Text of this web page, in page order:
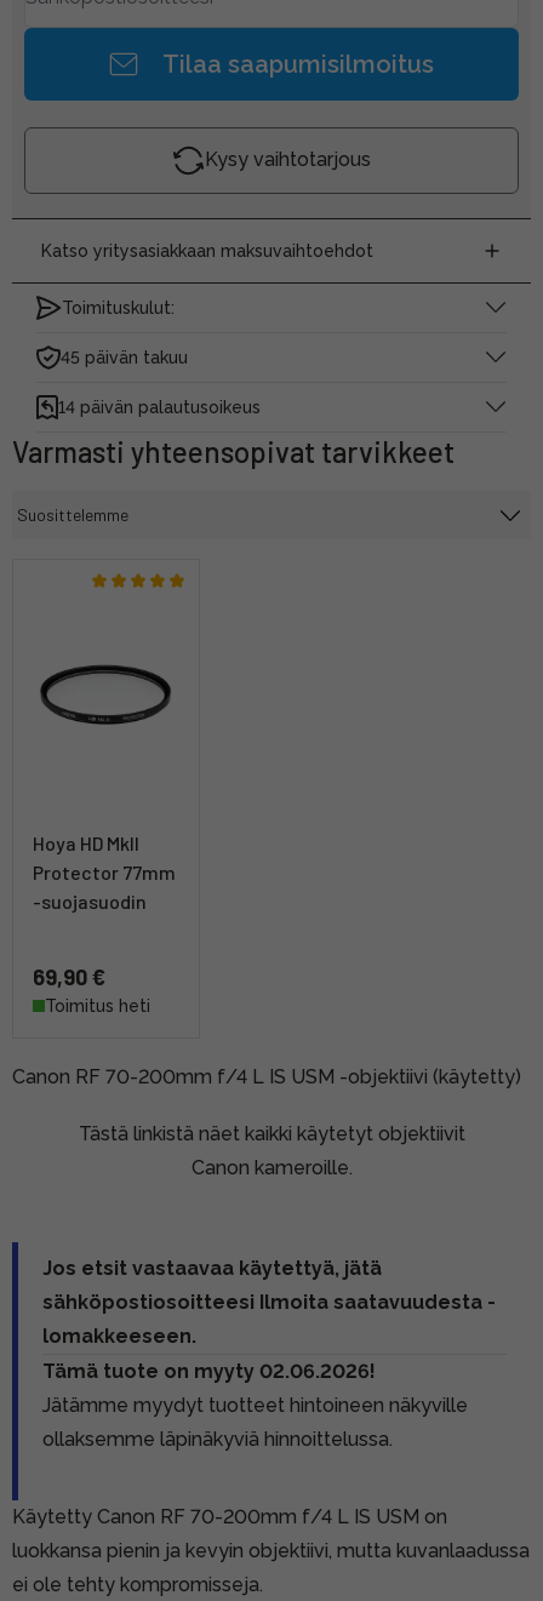
Tilaa saapumisilmoitus
Kysy vaihtotarjous
Katso yritysasiakkaan maksuvaihtoehdot
Toimituskulut:
45 päivän takuu
14 päivän palautusoikeus
Varmasti yhteensopivat tarvikkeet
Hoya HD MkII
Protector 77mm
-suojasuodin
69,90 €
Toimitus heti
Canon RF 70-200mm f/4 L IS USM -objektiivi (käytetty)
Tästä linkistä näet kaikki käytetyt objektiivit
Canon kameroille.
Jos etsit vastaavaa käytettyä, jätä
sähköpostiosoitteesi Ilmoita saatavuudesta -
lomakkeeseen.
Tämä tuote on myyty 02.06.2026!
Jätämme myydyt tuotteet hintoineen näkyville
ollaksemme läpinäkyviä hinnoittelussa.
Käytetty Canon RF 70-200mm f/4 L IS USM on
luokkansa pienin ja kevyin objektiivi, mutta kuvanlaadussa
ei ole tehty kompromisseja.